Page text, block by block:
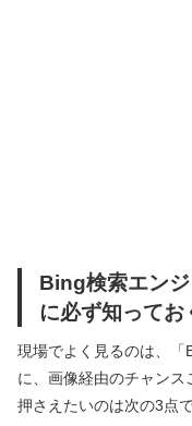
Bing検索エン
に必ず知ってお
現場でよく見るのは、「
に、画像経由のチャン
押さえたいのは次の3点で